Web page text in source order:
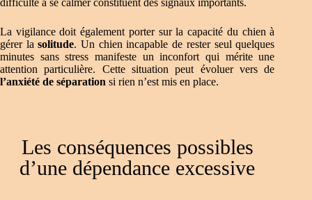
difficulté à se calmer constituent des signaux importants.
La vigilance doit également porter sur la capacité du chien à
gérer lasolitude. Un chien incapable de rester seul quelques
minutes sans stress manifeste un inconfort qui mérite une
attention particulière. Cette situation peut évoluer vers de
l’anxiété de séparation si rien n’est mis en place.
Les conséquences possibles
d’une dépendance excessive